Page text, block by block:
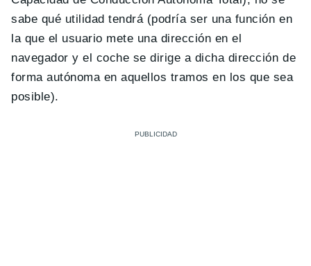
sabe qué utilidad tendrá (podría ser una función en
la que el usuario mete una dirección en el
navegador y el coche se dirige a dicha dirección de
forma autónoma en aquellos tramos en los que sea
posible).